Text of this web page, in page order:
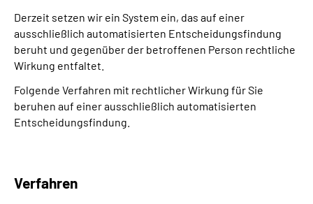
Derzeit setzen wir ein System ein, das auf einer
ausschließlich automatisierten Entscheidungs­findung
beruht und gegenüber der betroffenen Person rechtliche
Wirkung entfaltet.
Folgende Verfahren mit rechtlicher Wirkung für Sie
beruhen auf einer ausschließlich automatisierten
Entscheidungs­findung.
Verfahren